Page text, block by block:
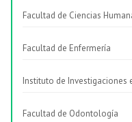
Facultad de Ciencias
Facultad de Enfermería
Instituto de Investigaciones
Facultad de Odontología